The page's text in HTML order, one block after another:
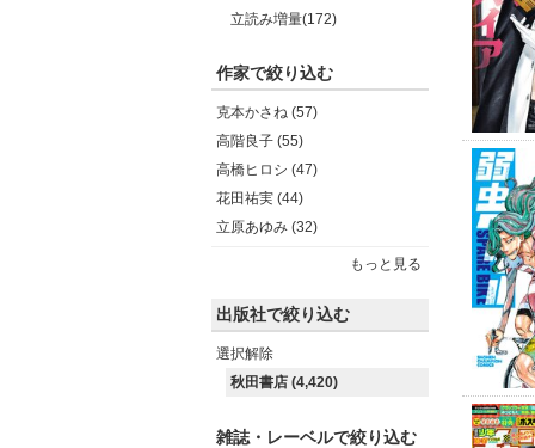
立読み増量(172)
作家で絞り込む
克本かさね (57)
高階良子 (55)
高橋ヒロシ (47)
花田祐実 (44)
立原あゆみ (32)
もっと見る
出版社で絞り込む
選択解除
秋田書店 (4,420)
雑誌・レーベルで絞り込む